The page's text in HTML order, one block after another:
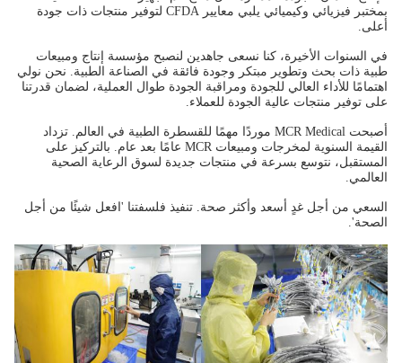
بمختبر فيزيائي وكيميائي يلبي معايير CFDA لتوفير منتجات ذات جودة
أعلى.
في السنوات الأخيرة، كنا نسعى جاهدين لنصبح مؤسسة إنتاج ومبيعات
طبية ذات بحث وتطوير مبتكر وجودة فائقة في الصناعة الطبية. نحن نولي
اهتمامًا للأداء العالي للجودة ومراقبة الجودة طوال العملية، لضمان قدرتنا
على توفير منتجات عالية الجودة للعملاء.
أصبحت MCR Medical موردًا مهمًا للقسطرة الطبية في العالم. تزداد
القيمة السنوية لمخرجات ومبيعات MCR عامًا بعد عام. بالتركيز على
المستقبل، نتوسع بسرعة في منتجات جديدة لسوق الرعاية الصحية
العالمي.
السعي من أجل غدٍ أسعد وأكثر صحة. تنفيذ فلسفتنا 'افعل شيئًا من أجل
الصحة'.